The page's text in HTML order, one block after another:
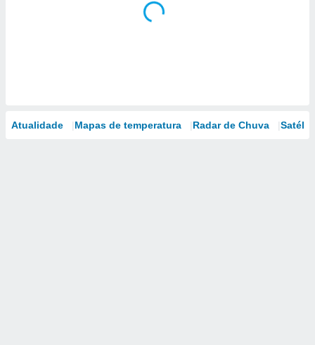
Atualidade Mapas de temperatura Radar de Chuva